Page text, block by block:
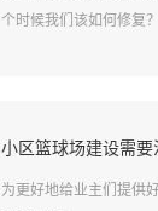
个时候我们该如何修复？
小区篮球场建设需要
为更好地给业主们提供